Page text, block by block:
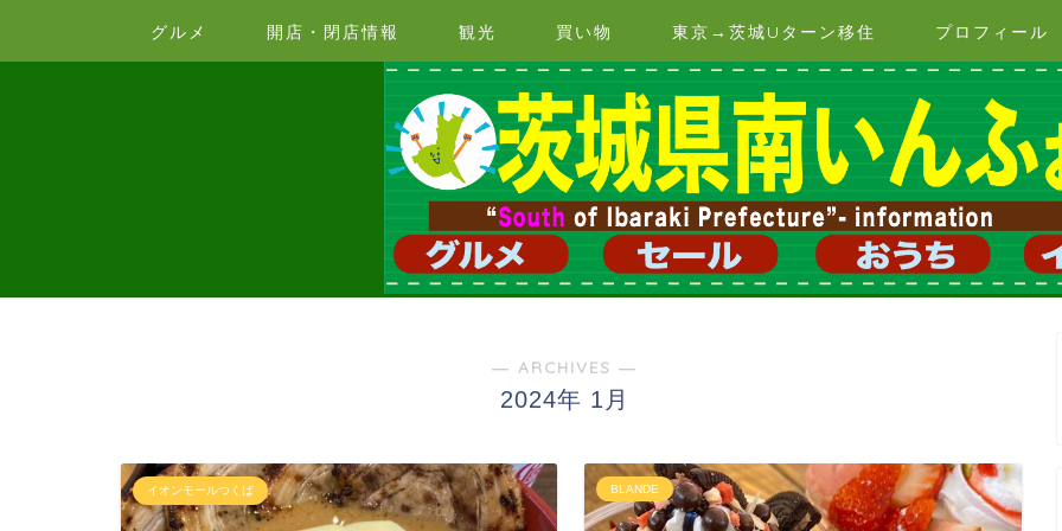
グルメ 開店・閉店情報 観光 買い物 東京→茨城Uターン移住 プロフィール
― ARCHIVES ―
2024年 1月
イオンモールつくば BLANDE